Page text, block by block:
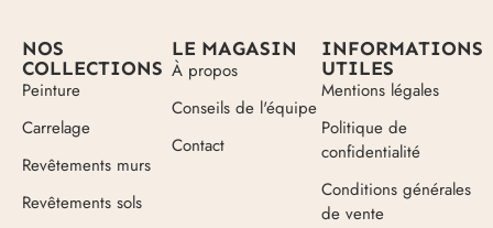
NOS
COLLECTIONS
Peinture
Carrelage
Revêtements murs
Revêtements sols
LE MAGASIN
À propos
Conseils de l'équipe
Contact
INFORMATIONS
UTILES
Mentions légales
Politique de
confidentialité
Conditions générales
de vente